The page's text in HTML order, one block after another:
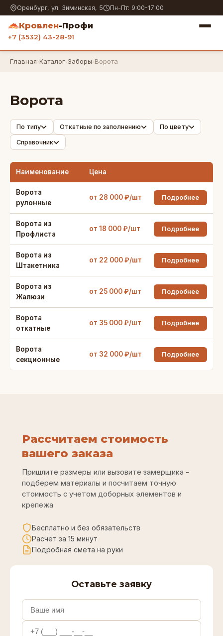
Оренбург, ул. Зиминская, 5 Пн-Пт: 9:00-17:00
Кровлен-Профи
+7 (3532) 43-28-91
Главная›Каталог›Заборы›Ворота
Ворота
По типу Откатные по заполнению По цвету
Справочник
Наименование Цена
Ворота
рулонные
от 28 000 ₽/шт Подробнее
Ворота из
Профлиста
от 18 000 ₽/шт Подробнее
Ворота из
Штакетника
от 22 000 ₽/шт Подробнее
Ворота из
Жалюзи
от 25 000 ₽/шт Подробнее
Ворота
откатные
от 35 000 ₽/шт Подробнее
Ворота
секционные
от 32 000 ₽/шт Подробнее
Рассчитаем стоимость
вашего заказа
Пришлите размеры или вызовите замерщика -
подберем материалы и посчитаем точную
стоимость с учетом доборных элементов и
крепежа
Бесплатно и без обязательств
Расчет за 15 минут
Подробная смета на руки
Оставьте заявку